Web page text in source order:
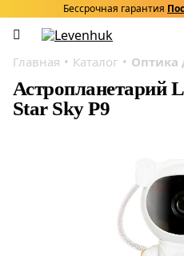
Бессрочная гарантия
Главная Каталог Оптика
Астропланетарий
Star Sky P9